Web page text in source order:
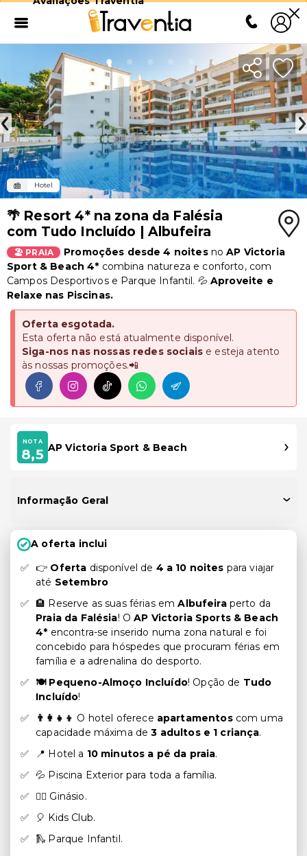
Hotel
🌴 Resort 4* na zona da Falésia
com Tudo Incluído | Albufeira
🏖️ PRAIA Promoções desde 4 noites noAP Victoria
Sport & Beach 4* combina natureza e conforto, com
Campos Desportivos e Parque Infantil. 💦Aproveite e
Relaxe nas Piscinas.
Oferta esgotada.
Esta oferta não está atualmente disponível.
Siga-nos nas nossas redes sociaise esteja atento
às nossas promoções.📲
NOTA
8,5 AP Victoria Sport & Beach
Informação Geral
A oferta inclui
👉 Oferta disponível de 4 a 10 noites para viajar
até Setembro
🏨 Reserve as suas férias emAlbufeiraperto da
Praia da Falésia! OAP Victoria Sports & Beach
4* encontra-se inserido numa zona natural e foi
concebido para hóspedes que procuram férias em
família e a adrenalina do desporto.
🍽️ Pequeno-Almoço Incluído! Opção de Tudo
Incluído!
👨‍👩‍👧‍👦 O hotel oferece apartamentos com uma
capacidade máxima de 3 adultos e 1 criança.
📍 Hotel a 10 minutos a pé da praia.
💦 Piscina Exterior para toda a família.
🏋️‍♀️ Ginásio.
🎈 Kids Club.
🛝 Parque Infantil.